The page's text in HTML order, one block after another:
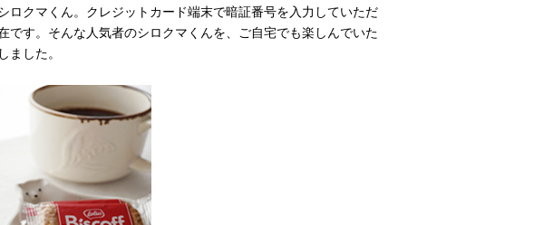
ロクマくん。クレジットカード端末で暗証番号を入力していただ
です。そんな人気者のシロクマくんを、ご自宅でも楽しんでいた
ました。